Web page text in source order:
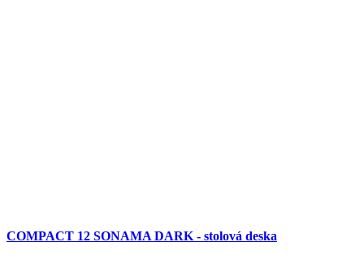
COMPACT 12 SONAMA DARK - stolová deska